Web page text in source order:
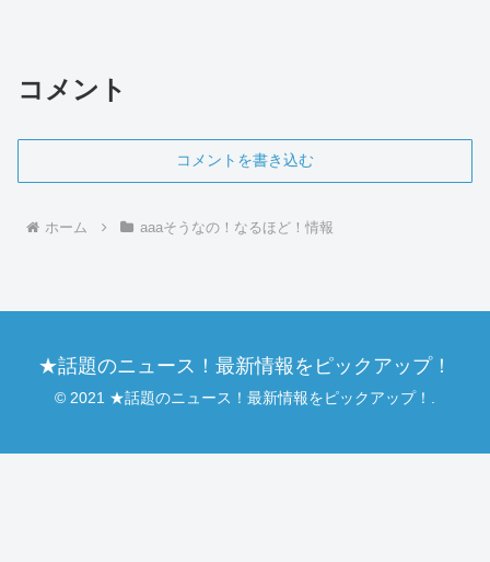
コメント
コメントを書き込む
ホーム aaaそうなの！なるほど！情報
★話題のニュース！最新情報をピックアップ！
© 2021 ★話題のニュース！最新情報をピックアップ！.